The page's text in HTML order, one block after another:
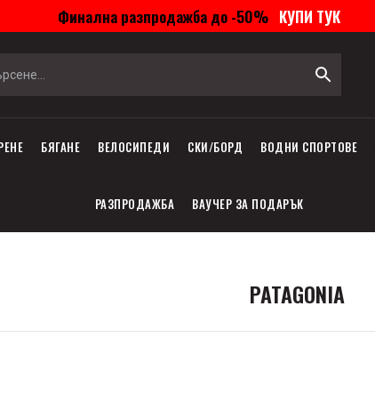
Финална разпродажба до -50% КУПИ ТУК
БЯГАНЕ ВЕЛОСИПЕДИ СКИ/БОРД ВОДНИ СПОРТОВЕ
РАЗПРОДАЖБА ВАУЧЕР ЗА ПОДАРЪК
PATAGONIA